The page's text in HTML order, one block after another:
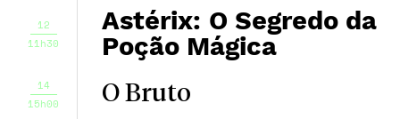
12
11h30
Astérix: O Segredo da
Poção Mágica
14
15h00
O Bruto